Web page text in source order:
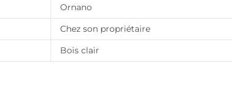
Ornano
Chez son propriétaire
Bois clair